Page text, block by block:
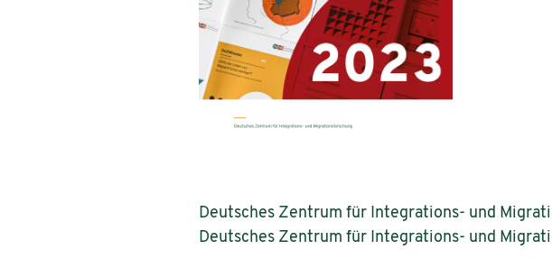
Deutsches Zentrum für Integrations- und
Deutsches Zentrum für Integrations- und